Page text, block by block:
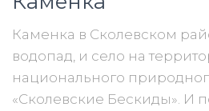
Каменка в Сколевском
водопад, и село на
национального
«Сколевские Бескиды». И